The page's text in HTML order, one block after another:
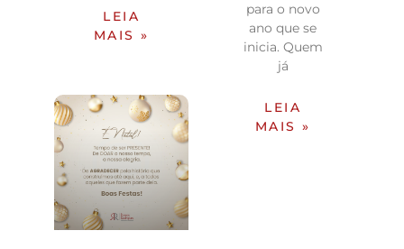
LEIA
MAIS »
para o novo
ano que se
inicia. Quem
já
LEIA
MAIS »